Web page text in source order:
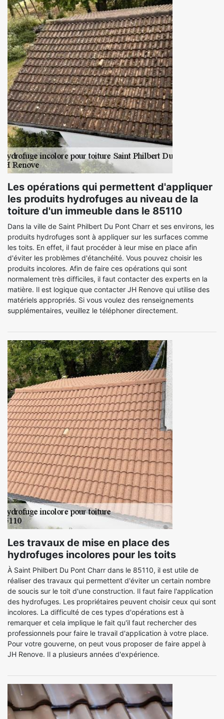
Les opérations qui permettent d'appliquer
les produits hydrofuges au niveau de la
toiture d'un immeuble dans le 85110
Dans la ville de Saint Philbert Du Pont Charr et ses environs, les
produits hydrofuges sont à appliquer sur les surfaces comme
les toits. En effet, il faut procéder à leur mise en place afin
d'éviter les problèmes d'étanchéité. Vous pouvez choisir les
produits incolores. Afin de faire ces opérations qui sont
normalement très difficiles, il faut contacter des experts en la
matière. Il est logique que contacter JH Renove qui utilise des
matériels appropriés. Si vous voulez des renseignements
supplémentaires, veuillez le téléphoner directement.
Les travaux de mise en place des
hydrofuges incolores pour les toits
À Saint Philbert Du Pont Charr dans le 85110, il est utile de
réaliser des travaux qui permettent d'éviter un certain nombre
de soucis sur le toit d'une construction. Il faut faire l'application
des hydrofuges. Les propriétaires peuvent choisir ceux qui sont
incolores. La difficulté de ces types d'opérations est à
remarquer et cela implique le fait qu'il faut rechercher des
professionnels pour faire le travail d'application à votre place.
Pour votre gouverne, on peut vous proposer de faire appel à
JH Renove. Il a plusieurs années d'expérience.